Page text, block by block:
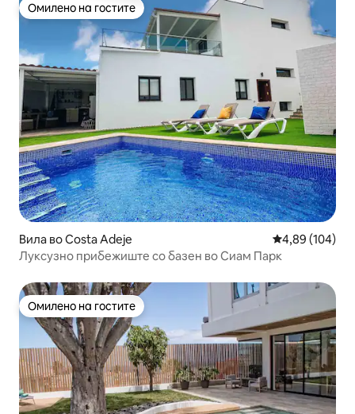
Омилено на гостите
Омилено на гостите
Вила во Costa Adeje Просечна
4,89 (104)
Луксузно прибежиште со базен во Сиам Парк
Омилено на гостите
Омилено на гостите